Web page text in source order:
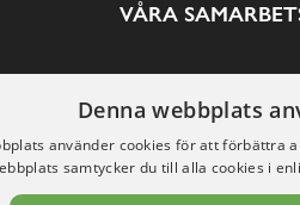
VÅRA
Denna webbplats
använder cookies för att förbättra
samtycker du till alla cookies i